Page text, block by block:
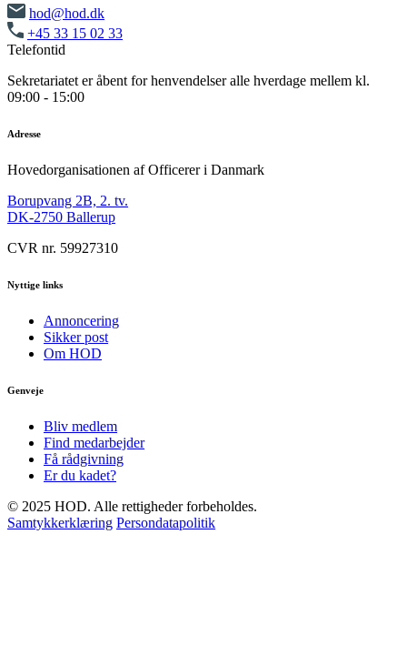
hod@hod.dk
+45 33 15 02 33
Telefontid
Sekretariatet er åbent for henvendelser alle hverdage mellem kl.
09:00 - 15:00
Adresse
Hovedorganisationen af Officerer i Danmark
Borupvang 2B, 2. tv.
DK-2750 Ballerup
CVR nr. 59927310
Nyttige links
Annoncering
Sikker post
Om HOD
Genveje
Bliv medlem
Find medarbejder
Få rådgivning
Er du kadet?
© 2025 HOD. Alle rettigheder forbeholdes.
Samtykkerklæring Persondatapolitik